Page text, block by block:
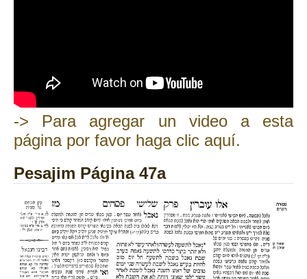
-> Para agregar un video a esta
página por favor haga clic aquí.
Pesajim Página 47a